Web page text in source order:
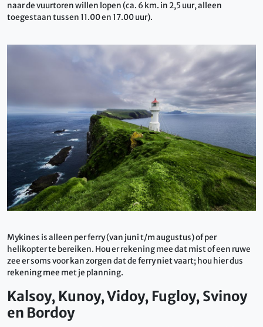
naar de vuurtoren willen lopen (ca. 6 km. in 2,5 uur, alleen
toegestaan tussen 11.00 en 17.00 uur).
Mykines is alleen per ferry (van juni t/m augustus) of per
helikopter te bereiken. Hou er rekening mee dat mist of een ruwe
zee er soms voor kan zorgen dat de ferry niet vaart; hou hier dus
rekening mee met je planning.
Kalsoy, Kunoy, Vidoy, Fugloy, Svinoy
en Bordoy